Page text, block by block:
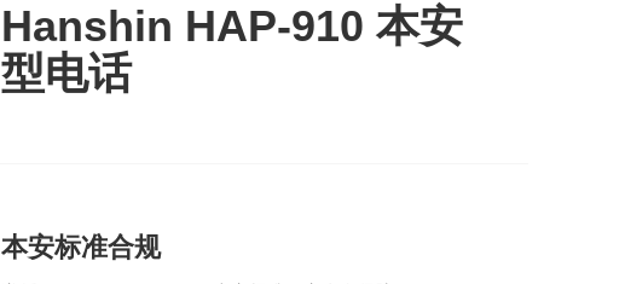
Hanshin HAP-910 本安
型电话
本安标准合规